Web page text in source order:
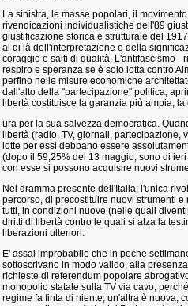
La sinistra, le masse popolari, il
rivendicazioni individualistiche dell'89
giustificazione storica e strutturale del
al di là dell'interpretazione o della
coraggio e salti di qualità. L'antifascismo -
respiro e speranza se è solo lotta contro
perfino nelle misure economiche
dall'alto della "partecipazione" politica,
libertà costituisce la garanzia più ampia,
ura per la sua salvezza democratica.
libertà (radio, TV, giornali,
lotte per essi debbano essere
(dopo il 59,25% del 13 maggio, sono di
con esse si possono acquisire nuovi
Nel dramma presente dell'Italia, l'unica
percorso, di precostituire nuovi strumenti
tutti, in condizioni nuove (nelle quali
diritti di libertà contro le quali si alza la
liberazioni ulteriori.
E' assai improbabile che in poche
sottoscrivano in modo valido, alla
richieste di referendum popolare
monopolio statale sulla TV via cavo,
regime fa finta di niente; un'altra è nuova,